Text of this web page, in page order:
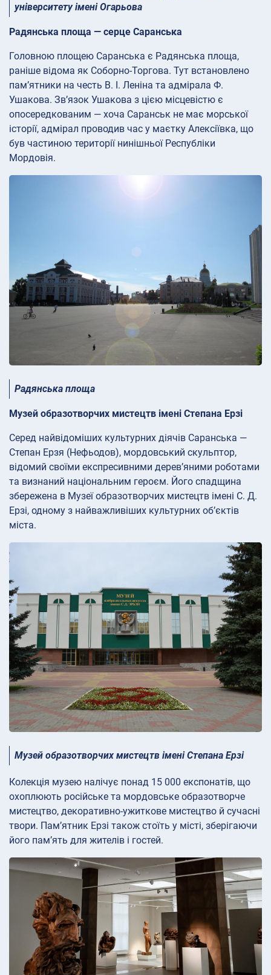
університету імені Огарьова
Радянська площа — серце Саранська
Головною площею Саранська є Радянська площа,
раніше відома як Соборно-Торгова. Тут встановлено
пам’ятники на честь В. І. Леніна та адмірала Ф.
Ушакова. Зв’язок Ушакова з цією місцевістю є
опосередкованим — хоча Саранськ не має морської
історії, адмірал проводив час у маєтку Алексіївка, що
був частиною території нинішньої Республіки
Мордовія.
Радянська площа
Музей образотворчих мистецтв імені Степана Ерзі
Серед найвідоміших культурних діячів Саранська —
Степан Ерзя (Нефьодов), мордовський скульптор,
відомий своїми експресивними дерев’яними роботами
та визнаний національним героєм. Його спадщина
збережена в Музеї образотворчих мистецтв імені С. Д.
Ерзі, одному з найважливіших культурних об’єктів
міста.
Музей образотворчих мистецтв імені Степана Ерзі
Колекція музею налічує понад 15 000 експонатів, що
охоплюють російське та мордовське образотворче
мистецтво, декоративно-ужиткове мистецтво й сучасні
твори. Пам’ятник Ерзі також стоїть у місті, зберігаючи
його пам’ять для жителів і гостей.